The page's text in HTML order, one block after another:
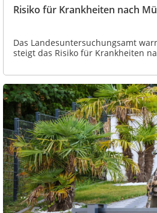
Risiko für Krankheiten nach
Das Landesuntersuchungsamt
steigt das Risiko für Krankheiten